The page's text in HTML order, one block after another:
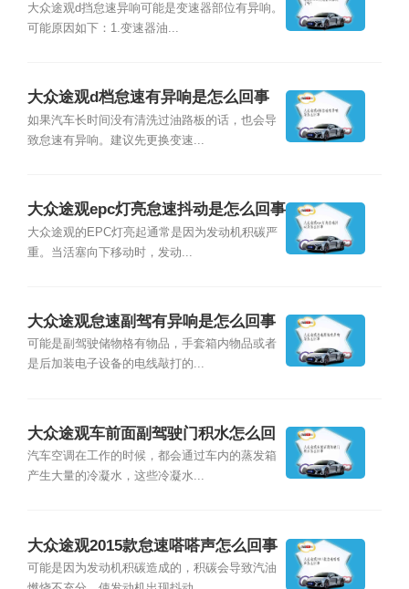
大众途观d挡怠速异响可能是变速器部位有异响。
可能原因如下：1.变速器油...
大众途观d档怠速有异响是怎么回事
如果汽车长时间没有清洗过油路板的话，也会导
致怠速有异响。建议先更换变速...
大众途观epc灯亮怠速抖动是怎么回事
大众途观的EPC灯亮起通常是因为发动机积碳严
重。当活塞向下移动时，发动...
大众途观怠速副驾有异响是怎么回事
可能是副驾驶储物格有物品，手套箱内物品或者
是后加装电子设备的电线敲打的...
大众途观车前面副驾驶门积水怎么回
事
汽车空调在工作的时候，都会通过车内的蒸发箱
产生大量的冷凝水，这些冷凝水...
大众途观2015款怠速嗒嗒声怎么回事
可能是因为发动机积碳造成的，积碳会导致汽油